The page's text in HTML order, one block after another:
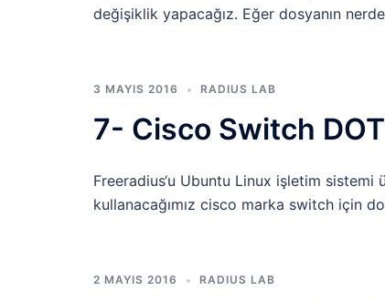
değişiklik yapacağız. Eğer dosyanın
3 MAYIS 2016 RADIUS LAB
7- Cisco Switch
Freeradius‘u Ubuntu Linux işletim
kullanacağımız cisco marka switch için
2 MAYIS 2016 RADIUS LAB